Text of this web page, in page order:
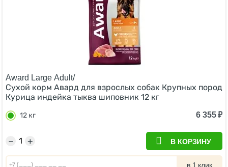
Award Large Adult/
Сухой корм Авард для взрослых собак Крупных пород
Курица индейка тыква шиповник 12 кг
12 кг 6 355₽
+
− В КОРЗИНУ
в 1 клик